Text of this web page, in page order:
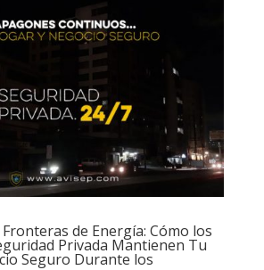
de Energía: Cómo los
Privada Mantienen Tu
Seguro Durante los